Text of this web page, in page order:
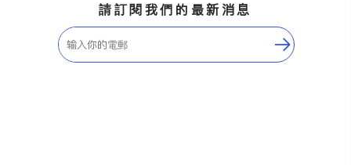
請訂閱我們的最新消息